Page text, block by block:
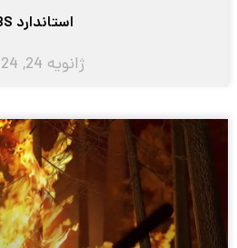
استاندارد BS
ژانویه 24, 2024